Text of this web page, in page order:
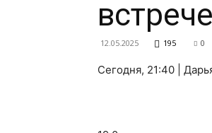
12.05.2025 195 0
Сегодня, 21:40 |